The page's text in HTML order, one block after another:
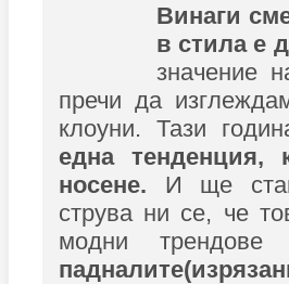
Винаги
в стила е
значение
пречи да
клоуни. Тази
една тенденция,
носене. И ще
струва ни се, че
модни